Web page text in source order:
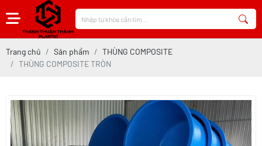
Trang chủ Sản phẩm
THÙNG COMPOSITE
THÙNG COMPOSITE TRÒN